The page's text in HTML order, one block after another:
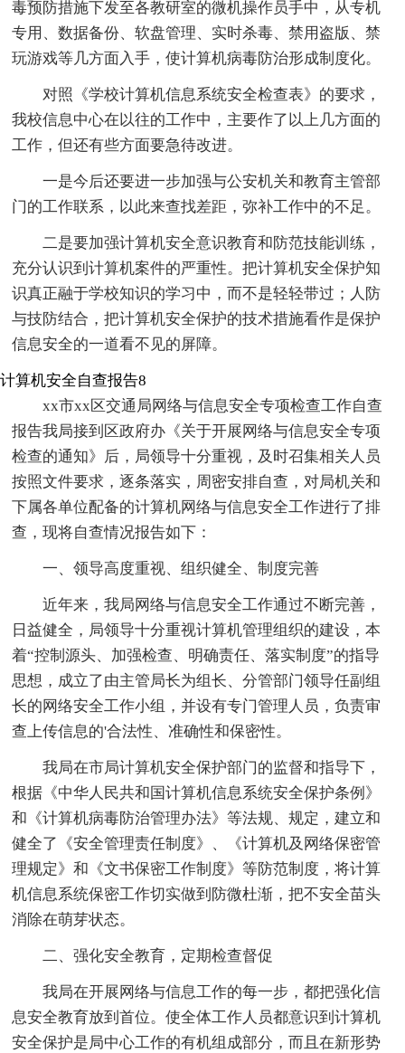
毒预防措施下发至各教研室的微机操作员手中，从专机
专用、数据备份、软盘管理、实时杀毒、禁用盗版、禁
玩游戏等几方面入手，使计算机病毒防治形成制度化。
对照《学校计算机信息系统安全检查表》的要求，
我校信息中心在以往的工作中，主要作了以上几方面的
工作，但还有些方面要急待改进。
一是今后还要进一步加强与公安机关和教育主管部
门的工作联系，以此来查找差距，弥补工作中的不足。
二是要加强计算机安全意识教育和防范技能训练，
充分认识到计算机案件的严重性。把计算机安全保护知
识真正融于学校知识的学习中，而不是轻轻带过；人防
与技防结合，把计算机安全保护的技术措施看作是保护
信息安全的一道看不见的屏障。
计算机安全自查报告8
xx市xx区交通局网络与信息安全专项检查工作自查
报告我局接到区政府办《关于开展网络与信息安全专项
检查的通知》后，局领导十分重视，及时召集相关人员
按照文件要求，逐条落实，周密安排自查，对局机关和
下属各单位配备的计算机网络与信息安全工作进行了排
查，现将自查情况报告如下：
一、领导高度重视、组织健全、制度完善
近年来，我局网络与信息安全工作通过不断完善，
日益健全，局领导十分重视计算机管理组织的建设，本
着“控制源头、加强检查、明确责任、落实制度”的指导
思想，成立了由主管局长为组长、分管部门领导任副组
长的网络安全工作小组，并设有专门管理人员，负责审
查上传信息的'合法性、准确性和保密性。
我局在市局计算机安全保护部门的监督和指导下，
根据《中华人民共和国计算机信息系统安全保护条例》
和《计算机病毒防治管理办法》等法规、规定，建立和
健全了《安全管理责任制度》、《计算机及网络保密管
理规定》和《文书保密工作制度》等防范制度，将计算
机信息系统保密工作切实做到防微杜渐，把不安全苗头
消除在萌芽状态。
二、强化安全教育，定期检查督促
我局在开展网络与信息工作的每一步，都把强化信
息安全教育放到首位。使全体工作人员都意识到计算机
安全保护是局中心工作的有机组成部分，而且在新形势